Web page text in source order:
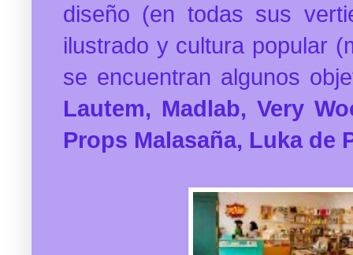
diseño (en todas sus
ilustrado y cultura popular
se encuentran algunos
Lautem, Madlab, Very
Props Malasaña, Luka de